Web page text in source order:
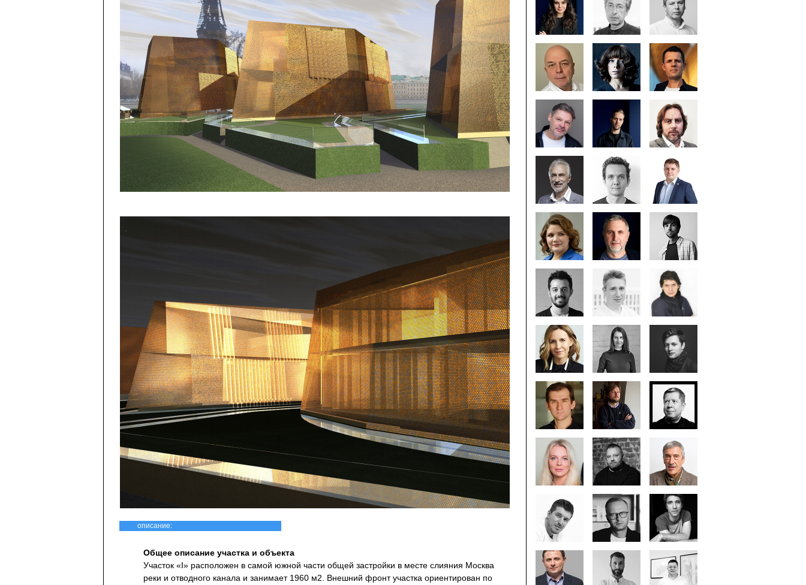
описание:
Общее описание участка и объекта
Участок «I» расположен в самой южной части общей застройки в месте слияния Москва
реки и отводного канала и занимает 1960 м2. Внешний фронт участка ориентирован по